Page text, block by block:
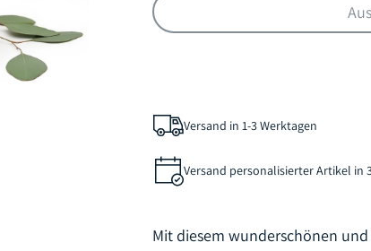
Versand in 1-3 Werktagen
Versand personalisierter Artikel in
Mit diesem wunderschönen